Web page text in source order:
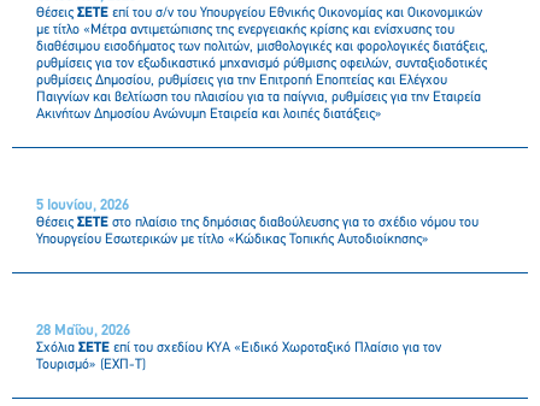
Θέσεις ΣΕΤΕ επί του σ/ν του Υπουργείου Εθνικής Οικονομίας και Οικονομικών
με τίτλο «Μέτρα αντιμετώπισης της ενεργειακής κρίσης και ενίσχυσης του
διαθέσιμου εισοδήματος των πολιτών, μισθολογικές και φορολογικές διατάξεις,
ρυθμίσεις για τον εξωδικαστικό μηχανισμό ρύθμισης οφειλών, συνταξιοδοτικές
ρυθμίσεις Δημοσίου, ρυθμίσεις για την Επιτροπή Εποπτείας και Ελέγχου
Παιγνίων και βελτίωση του πλαισίου για τα παίγνια, ρυθμίσεις για την Εταιρεία
Ακινήτων Δημοσίου Ανώνυμη Εταιρεία και λοιπές διατάξεις»
5 Ιουνίου, 2026
Θέσεις ΣΕΤΕ στο πλαίσιο της δημόσιας διαβούλευσης για το σχέδιο νόμου του
Υπουργείου Εσωτερικών με τίτλο «Κώδικας Τοπικής Αυτοδιοίκησης»
28 Μαΐου, 2026
Σχόλια ΣΕΤΕ επί του σχεδίου ΚΥΑ «Ειδικό Χωροταξικό Πλαίσιο για τον
Τουρισμό» (ΕΧΠ-Τ)